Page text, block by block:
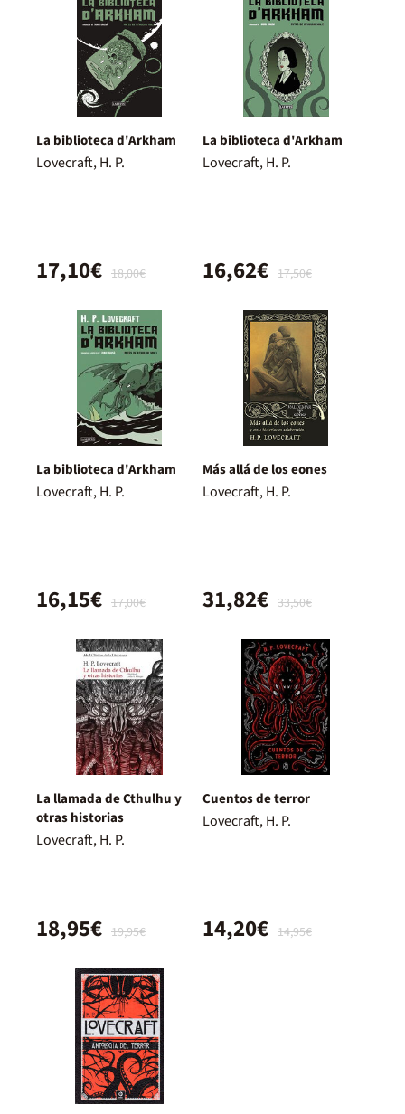
La biblioteca d'Arkham
Lovecraft, H. P.
18,00€
17,10€
La biblioteca d'Arkham
Lovecraft, H. P.
17,50€
16,62€
La biblioteca d'Arkham
Lovecraft, H. P.
17,00€
16,15€
Más allá de los eones
Lovecraft, H. P.
33,50€
31,82€
La llamada de Cthulhu y
otras historias
Lovecraft, H. P.
19,95€
18,95€
Cuentos de terror
Lovecraft, H. P.
14,95€
14,20€